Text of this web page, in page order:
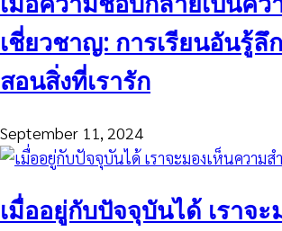
เชี่ยวชาญ: การเรียนอันรู้ลึ
สอนสิ่งที่เรารัก
September 11, 2024
เมื่ออยู่กับปัจจุบันได้ เราจะ